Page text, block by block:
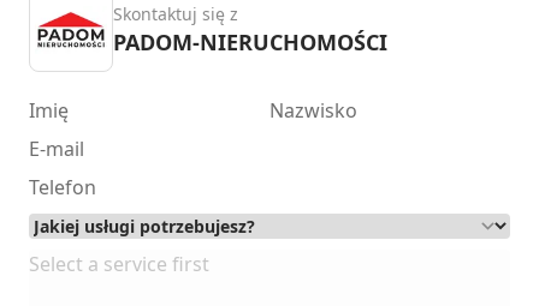
Skontaktuj się z
PADOM-NIERUCHOMOŚCI